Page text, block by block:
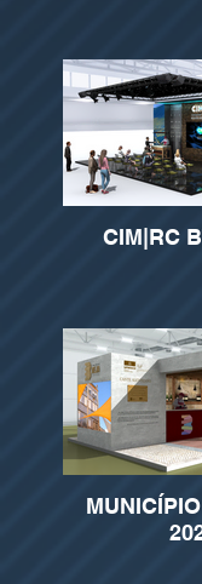
CIM|RC